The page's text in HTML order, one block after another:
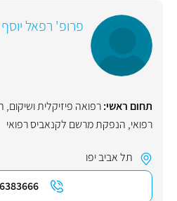
פרופ' רפאל יוסף
תחום ראשי:רפואה פיזיקלית ושיקום,
רפואי, הנפקת מרשם לקנאביס רפואי
תל אביב יפו